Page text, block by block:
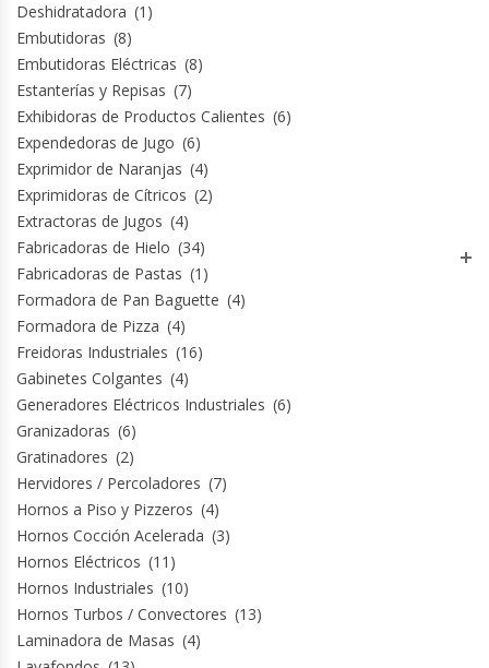
Ovilladoras – Divisoras De Masa
Peladora De Papas
Picador De Hielo
Planchas Churrasqueras
Procesadoras De Alimentos
Puntos De Venta
Rallador De Pan
Rebanadoras De Pan De Molde
Refrigeradores Industriales
Repuestos Hornos Turbos
Revolvedoras De Masas
Deshidratadora (1)
Embutidoras (8)
Embutidoras Eléctricas (8)
Estanterías y Repisas (7)
Exhibidoras de Productos Calientes (6)
Expendedoras de Jugo (6)
Exprimidor de Naranjas (4)
Exprimidoras de Cítricos (2)
Extractoras de Jugos (4)
Fabricadoras de Hielo (34)
Fabricadoras de Pastas (1)
Formadora de Pan Baguette (4)
Formadora de Pizza (4)
Freidoras Industriales (16)
Gabinetes Colgantes (4)
Generadores Eléctricos Industriales (6)
Granizadoras (6)
Gratinadores (2)
Hervidores / Percoladores (7)
Hornos a Piso y Pizzeros (4)
Hornos Cocción Acelerada (3)
Hornos Eléctricos (11)
Hornos Industriales (10)
Hornos Turbos / Convectores (13)
Laminadora de Masas (4)